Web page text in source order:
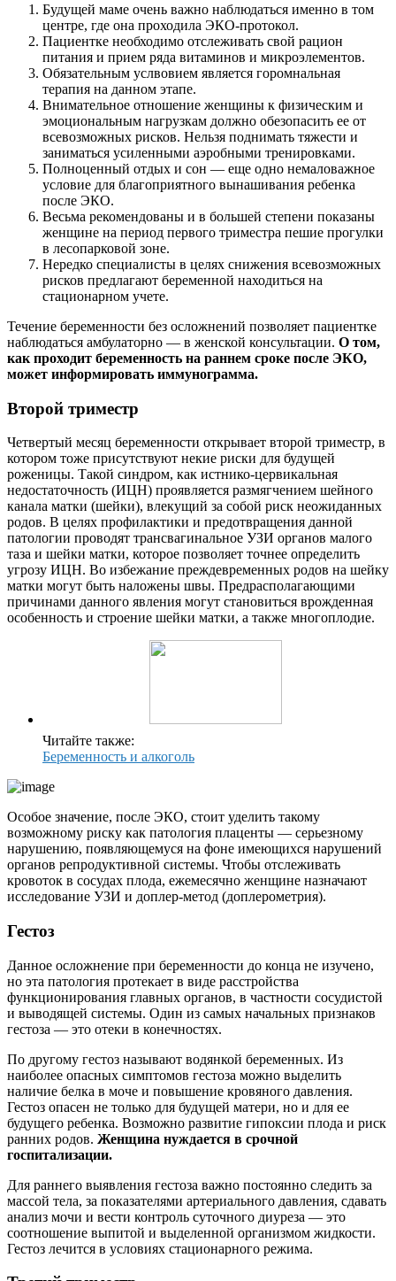
Будущей маме очень важно наблюдаться именно в том
центре, где она проходила ЭКО-протокол.
Пациентке необходимо отслеживать свой рацион
питания и прием ряда витаминов и микроэлементов.
Обязательным услвовием является горомнальная
терапия на данном этапе.
Внимательное отношение женщины к физическим и
эмоциональным нагрузкам должно обезопасить ее от
всевозможных рисков. Нельзя поднимать тяжести и
заниматься усиленными аэробными тренировками.
Полноценный отдых и сон — еще одно немаловажное
условие для благоприятного вынашивания ребенка
после ЭКО.
Весьма рекомендованы и в большей степени показаны
женщине на период первого триместра пешие прогулки
в лесопарковой зоне.
Нередко специалисты в целях снижения всевозможных
рисков предлагают беременной находиться на
стационарном учете.
Течение беременности без осложнений позволяет пациентке
наблюдаться амбулаторно — в женской консультации. О том,
как проходит беременность на раннем сроке после ЭКО,
может информировать иммунограмма.
Второй триместр
Четвертый месяц беременности открывает второй триместр, в
котором тоже присутствуют некие риски для будущей
роженицы. Такой синдром, как истнико-цервикальная
недостаточность (ИЦН) проявляется размягчением шейного
канала матки (шейки), влекущий за собой риск неожиданных
родов. В целях профилактики и предотвращения данной
патологии проводят трансвагинальное УЗИ органов малого
таза и шейки матки, которое позволяет точнее определить
угрозу ИЦН. Во избежание преждевременных родов на шейку
матки могут быть наложены швы. Предрасполагающими
причинами данного явления могут становиться врожденная
особенность и строение шейки матки, а также многоплодие.
Читайте также:
Беременность и алкоголь
Особое значение, после ЭКО, стоит уделить такому
возможному риску как патология плаценты — серьезному
нарушению, появляющемуся на фоне имеющихся нарушений
органов репродуктивной системы. Чтобы отслеживать
кровоток в сосудах плода, ежемесячно женщине назначают
исследование УЗИ и доплер-метод (доплерометрия).
Гестоз
Данное осложнение при беременности до конца не изучено,
но эта патология протекает в виде расстройства
функционирования главных органов, в частности сосудистой
и выводящей системы. Один из самых начальных признаков
гестоза — это отеки в конечностях.
По другому гестоз называют водянкой беременных. Из
наиболее опасных симптомов гестоза можно выделить
наличие белка в моче и повышение кровяного давления.
Гестоз опасен не только для будущей матери, но и для ее
будущего ребенка. Возможно развитие гипоксии плода и риск
ранних родов. Женщина нуждается в срочной
госпитализации.
Для раннего выявления гестоза важно постоянно следить за
массой тела, за показателями артериального давления, сдавать
анализ мочи и вести контроль суточного диуреза — это
соотношение выпитой и выделенной организмом жидкости.
Гестоз лечится в условиях стационарного режима.